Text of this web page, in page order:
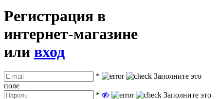
Регистрация в
интернет-магазине
или вход
*
Заполните это
поле
*
Заполните это